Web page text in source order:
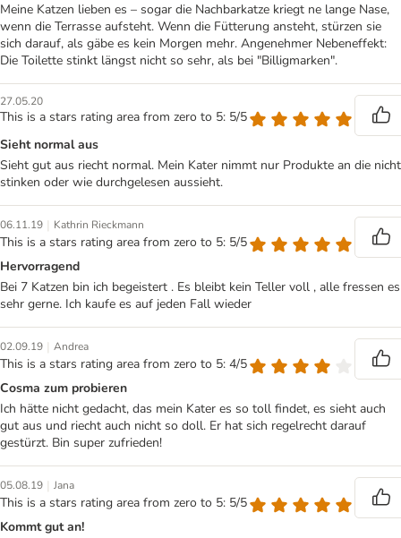
Meine Katzen lieben es – sogar die Nachbarkatze kriegt ne lange Nase,
wenn die Terrasse aufsteht. Wenn die Fütterung ansteht, stürzen sie
sich darauf, als gäbe es kein Morgen mehr. Angenehmer Nebeneffekt:
Die Toilette stinkt längst nicht so sehr, als bei "Billigmarken".
27.05.20
This is a stars rating area from zero to 5: 5/5
Sieht normal aus
Sieht gut aus riecht normal. Mein Kater nimmt nur Produkte an die nicht
stinken oder wie durchgelesen aussieht.
06.11.19 | Kathrin Rieckmann
This is a stars rating area from zero to 5: 5/5
Hervorragend
Bei 7 Katzen bin ich begeistert . Es bleibt kein Teller voll , alle fressen es
sehr gerne. Ich kaufe es auf jeden Fall wieder
02.09.19 | Andrea
This is a stars rating area from zero to 5: 4/5
Cosma zum probieren
Ich hätte nicht gedacht, das mein Kater es so toll findet, es sieht auch
gut aus und riecht auch nicht so doll. Er hat sich regelrecht darauf
gestürzt. Bin super zufrieden!
05.08.19 | Jana
This is a stars rating area from zero to 5: 5/5
Kommt gut an!